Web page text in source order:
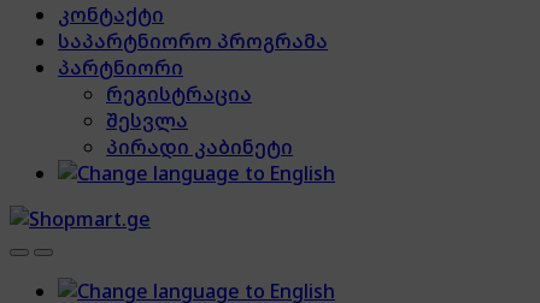
კონტაქტი
საპარტნიორო პროგრამა
პარტნიორი
რეგისტრაცია
შესვლა
პირადი კაბინეტი